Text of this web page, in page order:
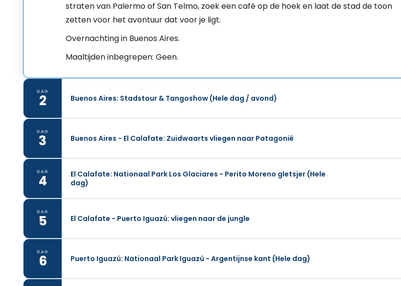
straten van Palermo of San Telmo, zoek een café op de hoek en laat de stad de toon
zetten voor het avontuur dat voor je ligt.
Overnachting in Buenos Aires.
Maaltijden inbegrepen: Geen.
DAG
2 Buenos Aires: Stadstour & Tangoshow (Hele dag / avond)
DAG
3 Buenos Aires - El Calafate: Zuidwaarts vliegen naar Patagonië
DAG
4
El Calafate: Nationaal Park Los Glaciares - Perito Moreno gletsjer (Hele
dag)
DAG
5 El Calafate - Puerto Iguazú: vliegen naar de jungle
DAG
6 Puerto Iguazú: Nationaal Park Iguazú - Argentijnse kant (Hele dag)